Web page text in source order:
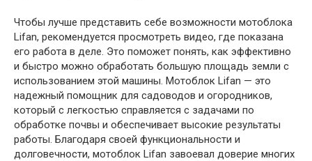
Чтобы лучше представить себе возможности мотоблока
Lifan, рекомендуется просмотреть видео, где показана
его работа в деле. Это поможет понять, как эффективно
и быстро можно обработать большую площадь земли с
использованием этой машины. Мотоблок Lifan — это
надежный помощник для садоводов и огородников,
который с легкостью справляется с задачами по
обработке почвы и обеспечивает высокие результаты
работы. Благодаря своей функциональности и
долговечности, мотоблок Lifan завоевал доверие многих